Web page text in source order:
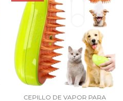
CEPILLO DE VAPOR PARA